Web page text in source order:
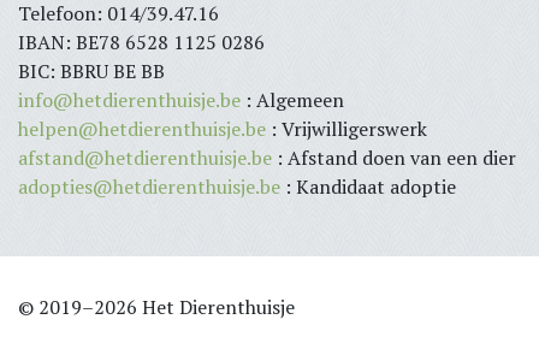
Telefoon: 014/39.47.16
IBAN: BE78 6528 1125 0286
BIC: BBRU BE BB
info@hetdierenthuisje.be : Algemeen
helpen@hetdierenthuisje.be : Vrijwilligerswerk
afstand@hetdierenthuisje.be : Afstand doen van een dier
adopties@hetdierenthuisje.be : Kandidaat adoptie
© 2019–2026 Het Dierenthuisje